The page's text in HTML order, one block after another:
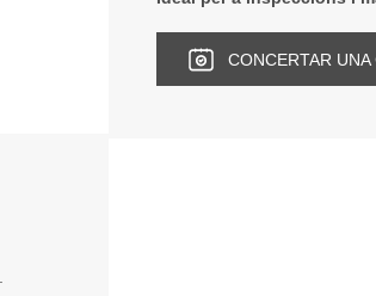
CONCERTAR UNA